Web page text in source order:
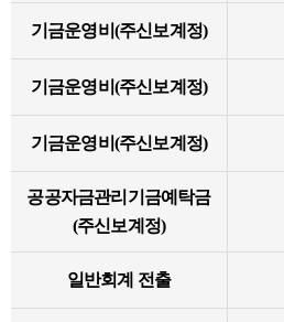
기금운영비(주신보계정)
기금운영비(주신보계정)
기금운영비(주신보계정)
공공자금관리기금예탁금
(주신보계정)
일반회계 전출